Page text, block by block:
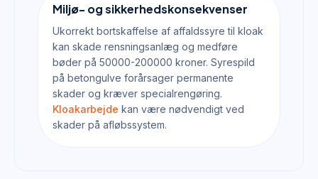
Miljø- og sikkerhedskonsekvenser
Ukorrekt bortskaffelse af affaldssyre til kloak
kan skade rensningsanlæg og medføre
bøder på 50000-200000 kroner. Syrespild
på betongulve forårsager permanente
skader og kræver specialrengøring.
Kloakarbejde kan være nødvendigt ved
skader på afløbssystem.